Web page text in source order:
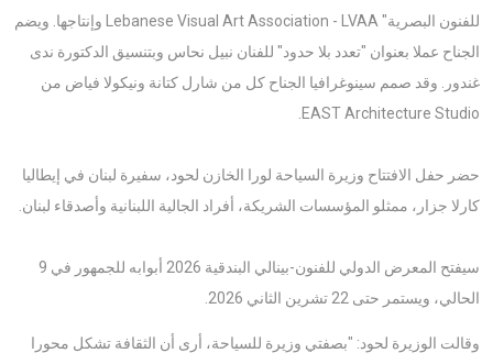
للفنون البصرية" Lebanese Visual Art Association - LVAA وإنتاجها. ويضم
الجناح عملا بعنوان "تعدد بلا حدود" للفنان نبيل نحاس وبتنسيق الدكتورة ندى
غندور. وقد صمم سينوغرافيا الجناح كل من شارل كتانة ونيكولا فياض من
EAST Architecture Studio.
حضر حفل الافتتاح وزيرة السياحة لورا الخازن لحود، سفيرة لبنان في إيطاليا
كارلا جزار، ممثلو المؤسسات الشريكة، أفراد الجالية اللبنانية وأصدقاء لبنان.
سيفتح المعرض الدولي للفنون-بينالي البندقية 2026 أبوابه للجمهور في 9
الحالي، ويستمر حتى 22 تشرين الثاني 2026.
وقالت الوزيرة لحود: "بصفتي وزيرة للسياحة، أرى أن الثقافة تشكل محورا